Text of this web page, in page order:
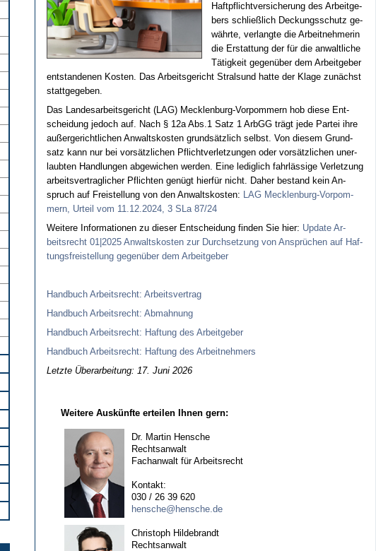
Haft­pflicht­ver­si­che­rung des Ar­beit­ge­
bers schließ­lich De­ckungs­schutz ge­
währ­te, ver­lang­te die Ar­beit­neh­me­rin
die Er­stat­tung der für die an­walt­li­che
Tä­tig­keit ge­gen­über dem Ar­beit­ge­ber
ent­stan­de­nen Kos­ten. Das Ar­beits­ge­richt Stral­sund hat­te der Kla­ge zu­nächst
statt­ge­ge­ben.
Das Lan­des­ar­beits­ge­richt (LAG) Meck­len­burg-Vor­pom­mern hob die­se Ent­
schei­dung je­doch auf. Nach § 12a Abs.1 Satz 1 ArbGG trägt je­de Par­tei ih­re
au­ßer­ge­richt­li­chen An­walts­kos­ten grund­sätz­lich selbst. Von die­sem Grund­
satz kann nur bei vor­sätz­li­chen Pflicht­ver­let­zun­gen oder vor­sätz­li­chen un­er­
laub­ten Hand­lun­gen ab­ge­wi­chen wer­den. Ei­ne le­dig­lich fahr­läs­si­ge Ver­let­zung
ar­beits­ver­trag­li­cher Pflich­ten ge­nügt hier­für nicht. Da­her be­stand kein An­
spruch auf Frei­stel­lung von den An­walts­kos­ten: LAG Meck­len­burg-Vor­pom­
mern, Ur­teil vom 11.12.2024, 3 SLa 87/24
Wei­te­re In­for­ma­tio­nen zu die­ser Ent­schei­dung fin­den Sie hier: Up­date Ar­
beits­recht 01|2025 An­walts­kos­ten zur Durch­set­zung von An­sprü­chen auf Haf­
tungs­frei­stel­lung ge­gen­über dem Ar­beit­ge­ber
Hand­buch Ar­beits­recht: Ar­beits­ver­trag
Hand­buch Ar­beits­recht: Ab­mah­nung
Hand­buch Ar­beits­recht: Haf­tung des Ar­beit­ge­ber
Hand­buch Ar­beits­recht: Haf­tung des Ar­beit­neh­mers
Letzte Überarbeitung: 17. Juni 2026
Weitere Auskünfte erteilen Ihnen gern:
Dr. Martin Hensche
Rechtsanwalt
Fachanwalt für Arbeitsrecht
Kontakt:
030 / 26 39 620
hensche@hensche.de
Christoph Hildebrandt
Rechtsanwalt